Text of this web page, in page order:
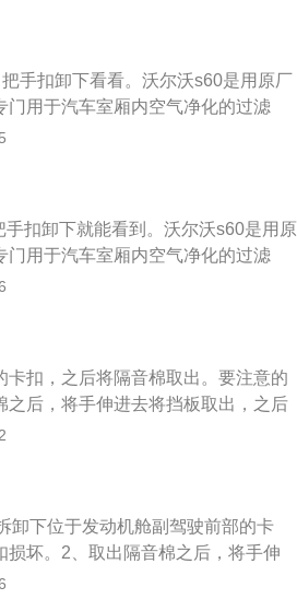
和持久地吸附水分。
手扣卸下看看。沃尔沃s60是用原厂
用于汽车室厢内空气净化的过滤
1、首先，要拆卸下位于发动机舱副
，之后再次伸入即可将空调滤芯取
再安装时避免安反。
扣卸下就能看到。沃尔沃s60是用原
用于汽车室厢内空气净化的过滤
拆卸下位于发动机舱副驾驶前部的
伸入即可将空调滤芯取出，这里要
免安反。
扣，之后将隔音棉取出。要注意的
后，将手伸进去将挡板取出，之后
是，滤芯外侧有箭头指示，再安装
、研磨颗粒等固体杂质。3、能吸附
、SO2、CO2等；有强力和持久地
、使司乘人员视线清晰，行车安
员吸入有害气体，保障驾驶安全；
而不滋生细菌，创造一个健康环
卸下位于发动机舱副驾驶前部的卡
坏。2、取出隔音棉之后，将手伸
入即可将空调滤芯取出（如果不太